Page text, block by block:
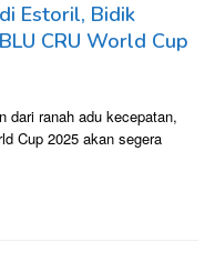
Estoril, Bidik
CRU World Cup
dari ranah adu kecepatan,
Cup 2025 akan segera